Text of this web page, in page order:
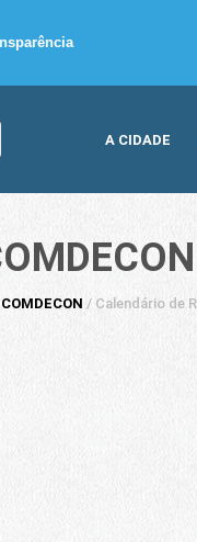
A CIDADE
COMDECON / Calendário de